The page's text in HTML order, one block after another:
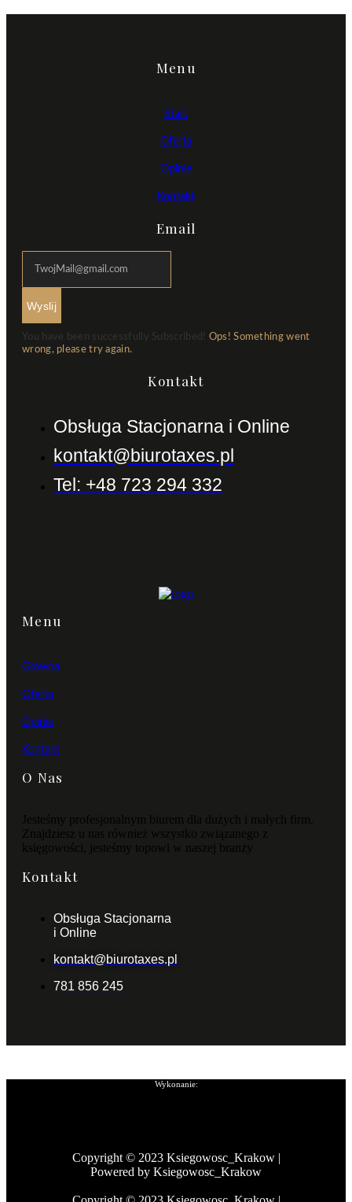
Menu
Start
Oferta
Opinie
Kontakt
Email
Wyslij
You have been successfully Subscribed!
Ops! Something went
wrong, please try again.
Kontakt
Obsługa Stacjonarna i Online
kontakt@biurotaxes.pl
Tel: +48 723 294 332
Menu
Głowna
Oferta
Opinie
Kontakt
O Nas
Jesteśmy profesjonalnym biurem dla dużych i małych firm.
Znajdziesz u nas również wszystko związanego z
księgowości, jesteśmy topowi w naszej branży
Kontakt
Obsługa Stacjonarna
i Online
kontakt@biurotaxes.pl
781 856 245
Wykonanie:
Copyright © 2023 Ksiegowosc_Krakow |
Powered by Ksiegowosc_Krakow